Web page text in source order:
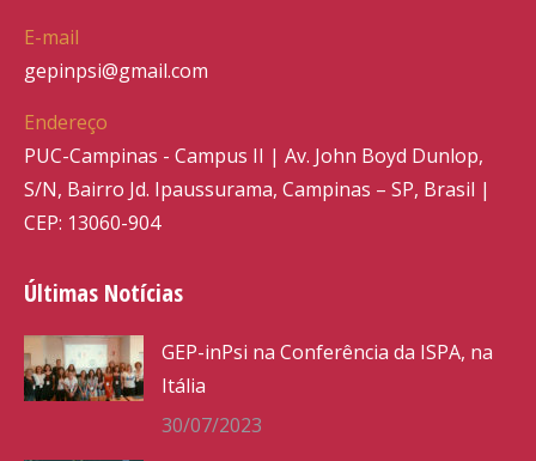
E-mail
gepinpsi@gmail.com
Endereço
PUC-Campinas - Campus II | Av. John Boyd Dunlop,
S/N, Bairro Jd. Ipaussurama, Campinas – SP, Brasil |
CEP: 13060-904
Últimas Notícias
GEP-inPsi na Conferência da ISPA, na
Itália
30/07/2023